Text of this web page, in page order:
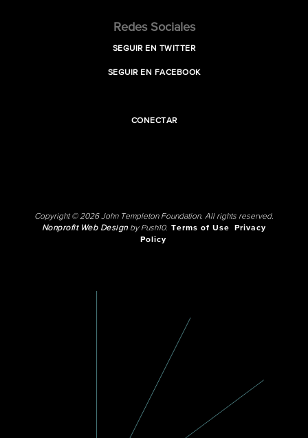
Redes Sociales
SEGUIR EN TWITTER
SEGUIR EN FACEBOOK
CONECTAR
Copyright © 2026 John Templeton Foundation. All rights reserved.
Nonprofit Web Designby Push10. Terms of Use
Privacy
Policy